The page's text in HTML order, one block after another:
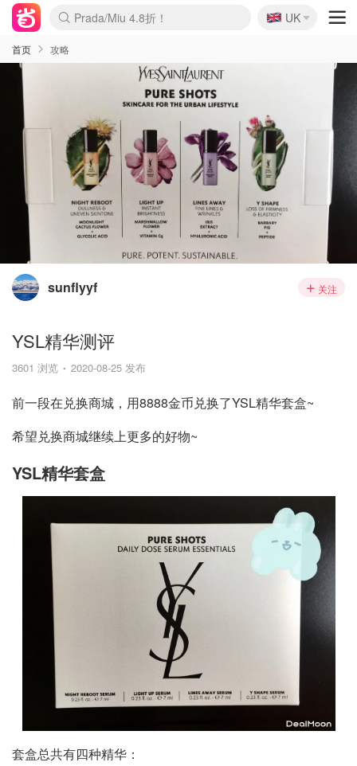
Prada/Miu 4.8折！
🇬🇧
UK
首页 攻略
sunflyyf 关注
YSL精华测评
3601 浏览 2020-08-25 发布
前一段在兑换商城，用8888金币兑换了YSL精华套盒~
希望兑换商城继续上更多的好物~
YSL精华套盒
套盒总共有四种精华：